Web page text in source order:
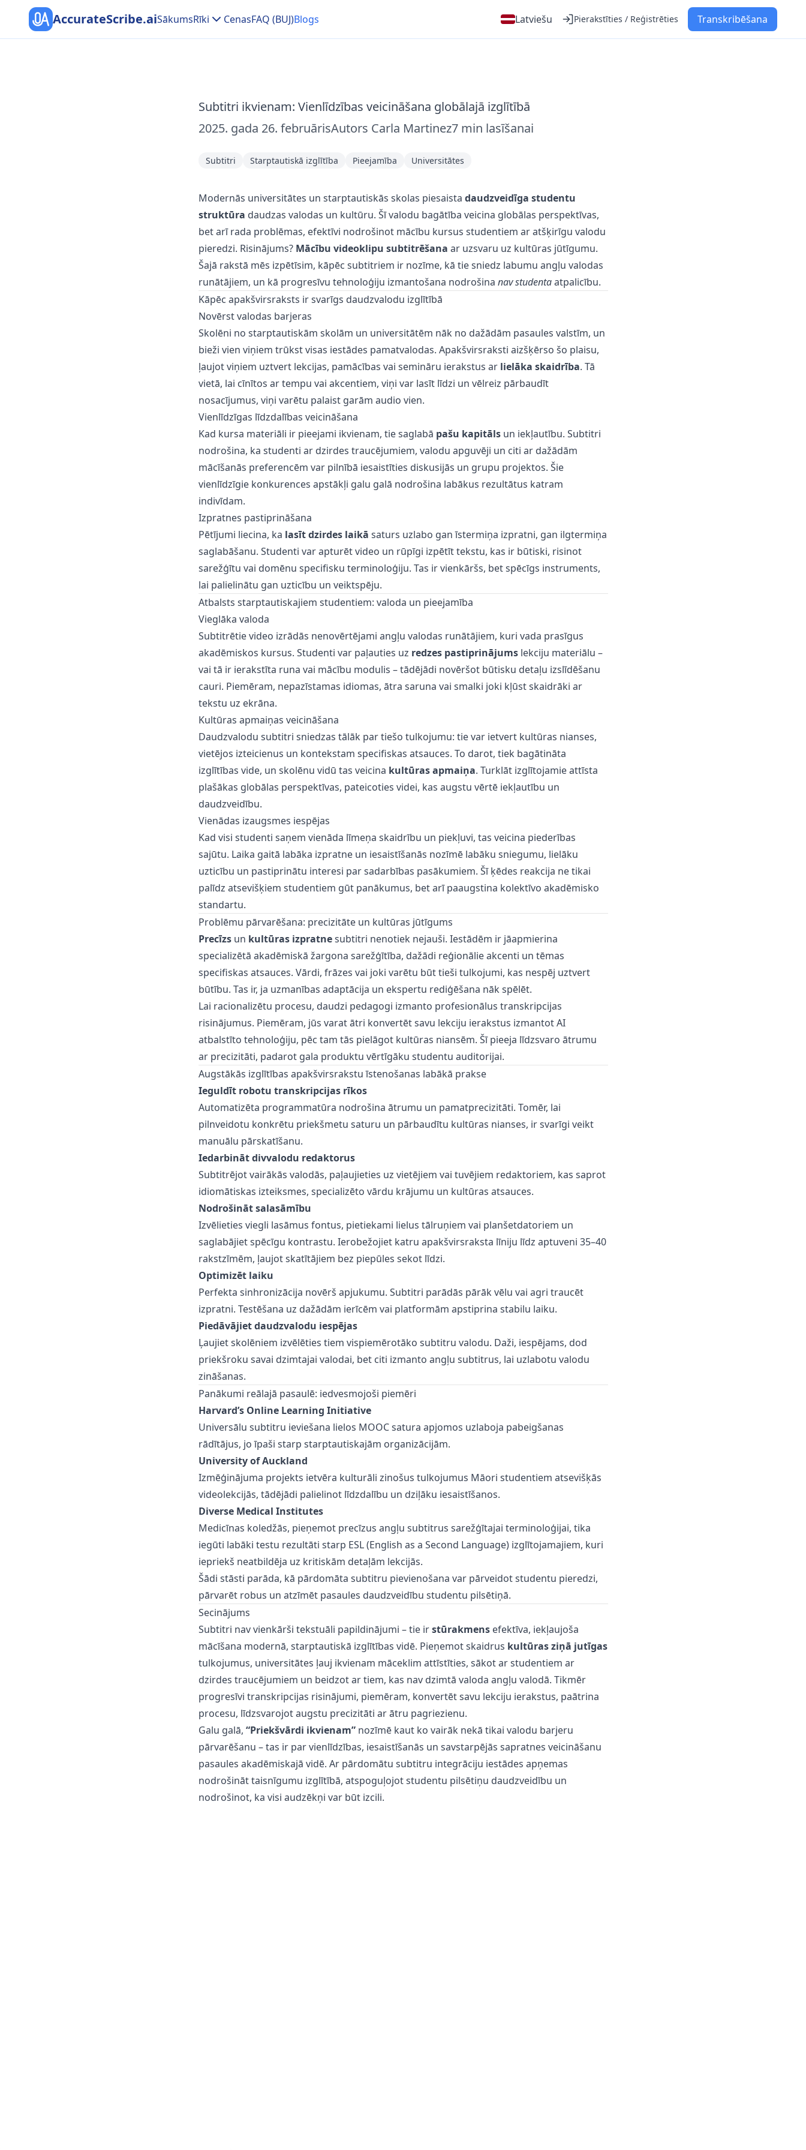
AccurateScribe.aiSākumsRīki CenasFAQ (BUJ)Blogs Latviešu Pierakstīties / Reģistrēties Transkribēšana
Subtitri ikvienam: Vienlīdzības veicināšana globālajā izglītībā
2025. gada 26. februārisAutors Carla Martinez7 min lasīšanai
Subtitri Starptautiskā izglītība Pieejamība Universitātes
Modernās universitātes un starptautiskās skolas piesaista daudzveidīga studentu
struktūra daudzas valodas un kultūru. Šī valodu bagātība veicina globālas perspektīvas,
bet arī rada problēmas, efektīvi nodrošinot mācību kursus studentiem ar atšķirīgu valodu
pieredzi. Risinājums? Mācību videoklipu subtitrēšana ar uzsvaru uz kultūras jūtīgumu.
Šajā rakstā mēs izpētīsim, kāpēc subtitriem ir nozīme, kā tie sniedz labumu angļu valodas
runātājiem, un kā progresīvu tehnoloģiju izmantošana nodrošina nav studentaatpalicību.
Kāpēc apakšvirsraksts ir svarīgs daudzvalodu izglītībā
Novērst valodas barjeras
Skolēni no starptautiskām skolām un universitātēm nāk no dažādām pasaules valstīm, un
bieži vien viņiem trūkst visas iestādes pamatvalodas. Apakšvirsraksti aizšķērso šo plaisu,
ļaujot viņiem uztvert lekcijas, pamācības vai semināru ierakstus ar lielāka skaidrība. Tā
vietā, lai cīnītos ar tempu vai akcentiem, viņi var lasīt līdzi un vēlreiz pārbaudīt
nosacījumus, viņi varētu palaist garām audio vien.
Vienlīdzīgas līdzdalības veicināšana
Kad kursa materiāli ir pieejami ikvienam, tie saglabā pašu kapitālsun iekļautību. Subtitri
nodrošina, ka studenti ar dzirdes traucējumiem, valodu apguvēji un citi ar dažādām
mācīšanās preferencēm var pilnībā iesaistīties diskusijās un grupu projektos. Šie
vienlīdzīgie konkurences apstākļi galu galā nodrošina labākus rezultātus katram
indivīdam.
Izpratnes pastiprināšana
Pētījumi liecina, ka lasīt dzirdes laikā saturs uzlabo gan īstermiņa izpratni, gan ilgtermiņa
saglabāšanu. Studenti var apturēt video un rūpīgi izpētīt tekstu, kas ir būtiski, risinot
sarežģītu vai domēnu specifisku terminoloģiju. Tas ir vienkāršs, bet spēcīgs instruments,
lai palielinātu gan uzticību un veiktspēju.
Atbalsts starptautiskajiem studentiem: valoda un pieejamība
Vieglāka valoda
Subtitrētie video izrādās nenovērtējami angļu valodas runātājiem, kuri vada prasīgus
akadēmiskos kursus. Studenti var paļauties uz redzes pastiprinājumslekciju materiālu –
vai tā ir ierakstīta runa vai mācību modulis – tādējādi novēršot būtisku detaļu izslīdēšanu
cauri. Piemēram, nepazīstamas idiomas, ātra saruna vai smalki joki kļūst skaidrāki ar
tekstu uz ekrāna.
Kultūras apmaiņas veicināšana
Daudzvalodu subtitri sniedzas tālāk par tiešo tulkojumu: tie var ietvert kultūras nianses,
vietējos izteicienus un kontekstam specifiskas atsauces. To darot, tiek bagātināta
izglītības vide, un skolēnu vidū tas veicina kultūras apmaiņa. Turklāt izglītojamie attīsta
plašākas globālas perspektīvas, pateicoties videi, kas augstu vērtē iekļautību un
daudzveidību.
Vienādas izaugsmes iespējas
Kad visi studenti saņem vienāda līmeņa skaidrību un piekļuvi, tas veicina piederības
sajūtu. Laika gaitā labāka izpratne un iesaistīšanās nozīmē labāku sniegumu, lielāku
uzticību un pastiprinātu interesi par sadarbības pasākumiem. Šī ķēdes reakcija ne tikai
palīdz atsevišķiem studentiem gūt panākumus, bet arī paaugstina kolektīvo akadēmisko
standartu.
Problēmu pārvarēšana: precizitāte un kultūras jūtīgums
Precīzsun kultūras izpratnesubtitri nenotiek nejauši. Iestādēm ir jāapmierina
specializētā akadēmiskā žargona sarežģītība, dažādi reģionālie akcenti un tēmas
specifiskas atsauces. Vārdi, frāzes vai joki varētu būt tieši tulkojumi, kas nespēj uztvert
būtību. Tas ir, ja uzmanības adaptācija un ekspertu rediģēšana nāk spēlēt.
Lai racionalizētu procesu, daudzi pedagogi izmanto profesionālus transkripcijas
risinājumus. Piemēram, jūs varat ātri konvertēt savu lekciju ierakstus izmantot AI
atbalstīto tehnoloģiju, pēc tam tās pielāgot kultūras niansēm. Šī pieeja līdzsvaro ātrumu
ar precizitāti, padarot gala produktu vērtīgāku studentu auditorijai.
Augstākās izglītības apakšvirsrakstu īstenošanas labākā prakse
Ieguldīt robotu transkripcijas rīkos
Automatizēta programmatūra nodrošina ātrumu un pamatprecizitāti. Tomēr, lai
pilnveidotu konkrētu priekšmetu saturu un pārbaudītu kultūras nianses, ir svarīgi veikt
manuālu pārskatīšanu.
Iedarbināt divvalodu redaktorus
Subtitrējot vairākās valodās, paļaujieties uz vietējiem vai tuvējiem redaktoriem, kas saprot
idiomātiskas izteiksmes, specializēto vārdu krājumu un kultūras atsauces.
Nodrošināt salasāmību
Izvēlieties viegli lasāmus fontus, pietiekami lielus tālruņiem vai planšetdatoriem un
saglabājiet spēcīgu kontrastu. Ierobežojiet katru apakšvirsraksta līniju līdz aptuveni 35–40
rakstzīmēm, ļaujot skatītājiem bez piepūles sekot līdzi.
Optimizēt laiku
Perfekta sinhronizācija novērš apjukumu. Subtitri parādās pārāk vēlu vai agri traucēt
izpratni. Testēšana uz dažādām ierīcēm vai platformām apstiprina stabilu laiku.
Piedāvājiet daudzvalodu iespējas
Ļaujiet skolēniem izvēlēties tiem vispiemērotāko subtitru valodu. Daži, iespējams, dod
priekšroku savai dzimtajai valodai, bet citi izmanto angļu subtitrus, lai uzlabotu valodu
zināšanas.
Panākumi reālajā pasaulē: iedvesmojoši piemēri
Harvard’s Online Learning Initiative
Universālu subtitru ieviešana lielos MOOC satura apjomos uzlaboja pabeigšanas
rādītājus, jo īpaši starp starptautiskajām organizācijām.
University of Auckland
Izmēģinājuma projekts ietvēra kulturāli zinošus tulkojumus Māori studentiem atsevišķās
videolekcijās, tādējādi palielinot līdzdalību un dziļāku iesaistīšanos.
Diverse Medical Institutes
Medicīnas koledžās, pieņemot precīzus angļu subtitrus sarežģītajai terminoloģijai, tika
iegūti labāki testu rezultāti starp ESL (English as a Second Language) izglītojamajiem, kuri
iepriekš neatbildēja uz kritiskām detaļām lekcijās.
Šādi stāsti parāda, kā pārdomāta subtitru pievienošana var pārveidot studentu pieredzi,
pārvarēt robus un atzīmēt pasaules daudzveidību studentu pilsētiņā.
Secinājums
Subtitri nav vienkārši tekstuāli papildinājumi – tie irstūrakmensefektīva, iekļaujoša
mācīšana modernā, starptautiskā izglītības vidē. Pieņemot skaidrus kultūras ziņā jutīgas
tulkojumus, universitātes ļauj ikvienam māceklim attīstīties, sākot ar studentiem ar
dzirdes traucējumiem un beidzot ar tiem, kas nav dzimtā valoda angļu valodā. Tikmēr
progresīvi transkripcijas risinājumi, piemēram, konvertēt savu lekciju ierakstus, paātrina
procesu, līdzsvarojot augstu precizitāti ar ātru pagriezienu.
Galu galā, “Priekšvārdi ikvienam”nozīmē kaut ko vairāk nekā tikai valodu barjeru
pārvarēšanu – tas ir par vienlīdzības, iesaistīšanās un savstarpējās sapratnes veicināšanu
pasaules akadēmiskajā vidē. Ar pārdomātu subtitru integrāciju iestādes apņemas
nodrošināt taisnīgumu izglītībā, atspoguļojot studentu pilsētiņu daudzveidību un
nodrošinot, ka visi audzēkņi var būt izcili.